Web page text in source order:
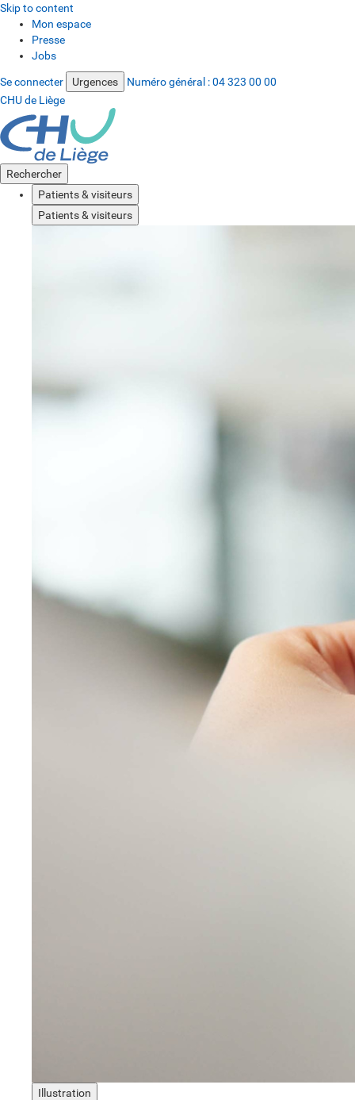
Skip to content
Mon espace
Presse
Jobs
Se connecter Urgences Numéro général :04 323 00 00
CHU de Liège
Rechercher
Patients & visiteurs
Patients & visiteurs
Illustration